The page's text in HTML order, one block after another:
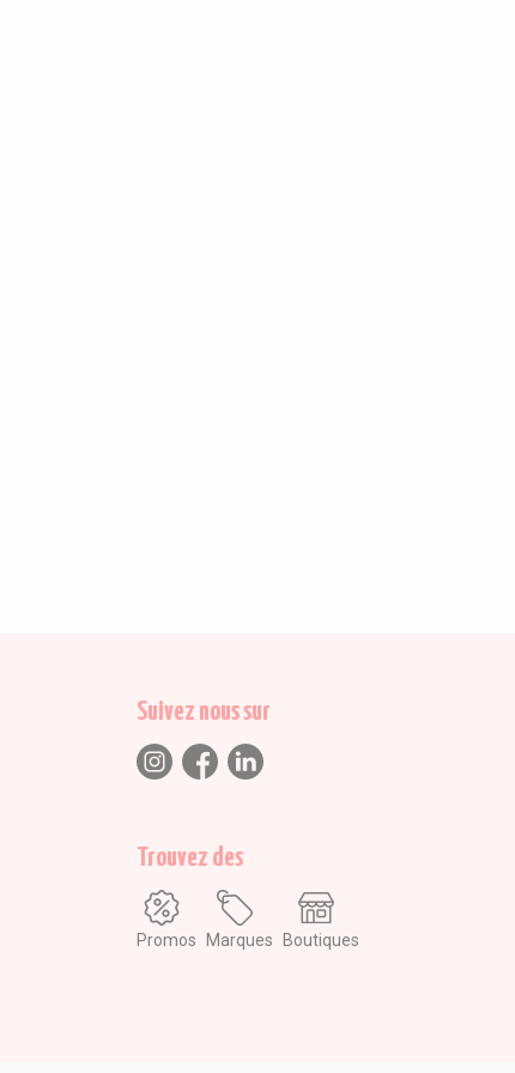
Suivez nous sur
Trouvez des
Promos Marques Boutiques